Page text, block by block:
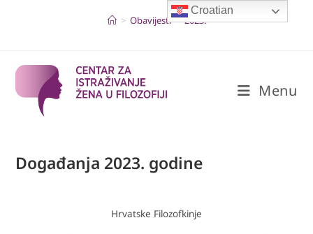
> Obavijesti > 2023.
Menu
Događanja 2023. godine
Hrvatske Filozofkinje
Croatian